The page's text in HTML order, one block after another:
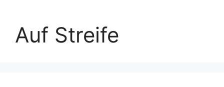
Auf Streife